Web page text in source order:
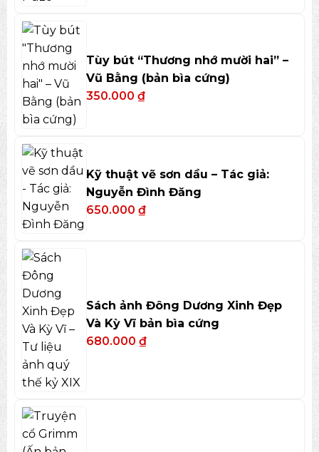
Tùy bút “Thương nhớ mười hai” –
Vũ Bằng (bản bìa cứng)
350.000 ₫
Kỹ thuật vẽ sơn dầu – Tác giả:
Nguyễn Đình Đăng
650.000 ₫
Sách ảnh Đông Dương Xinh Đẹp
Và Kỳ Vĩ bản bìa cứng
680.000 ₫